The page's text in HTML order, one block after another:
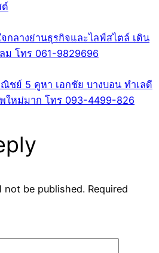
กลางย่านธุรกิจและไลฟ์สไตล์ เดิน
ม โทร 061-9829696
ชย์ 5 คูหา เอกชัย บางบอน ทำเลดี
ใหม่มาก โทร 093-4499-826
not be published. Required